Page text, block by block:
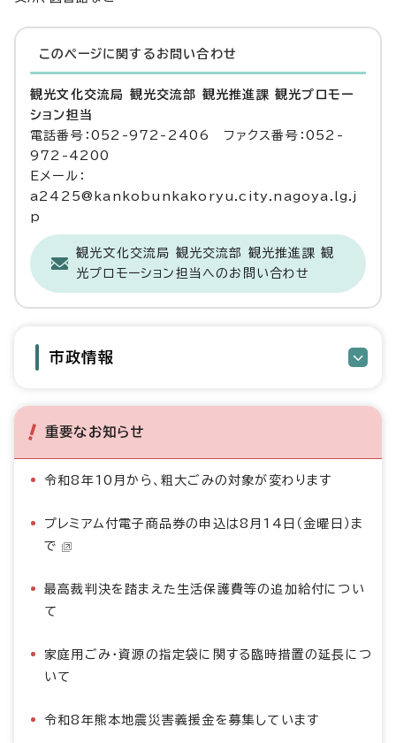
このページに関する お問い合わせ
観光文化交流局 観光交流部 観光推進課 観光プロモー
ション担当
電話番号：052-972-2406 ファクス番号：052-
972-4200
Eメール：
a2425@kankobunkakoryu.city.nagoya.lg.j
p
観光文化交流局 観光交流部 観光推進課 観
光プロモーション担当へのお問い合わせ
市政情報
重要なお知らせ
令和8年10月から、粗大ごみの対象が変わります
プレミアム付電子商品券の申込は8月14日（金曜日）ま
で
最高裁判決を踏まえた生活保護費等の追加給付につい
て
家庭用ごみ・資源の指定袋に関する臨時措置の延長につ
いて
令和8年熊本地震災害義援金を募集しています